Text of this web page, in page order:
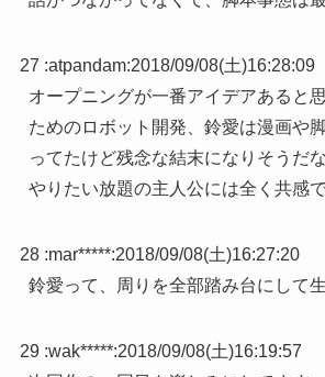
27 :atpandam:2018/09/08(土)16:28:09
オープニングが一番アイデアあると
ためのロボット開発、鈴愛は漫画や
ってたけど残念な結末になりそうだ
やりたい放題の主人公には全く共感で
28 :mar*****:2018/09/08(土)16:27:20
鈴愛って、周りを全部踏み台にして
29 :wak*****:2018/09/08(土)16:19:57